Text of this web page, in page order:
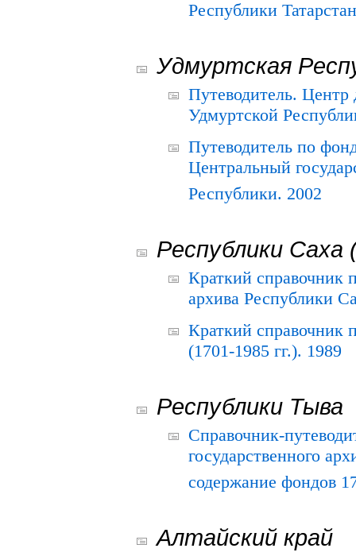
Республики
Удмуртская
Путеводитель.
Удмуртской
Путеводитель по
Центральный
Республики. 2002
Республики Саха
Краткий справочник
архива Республики
Краткий
(1701-1985 гг.). 1989
Республики Тыва
Справочник-
государственного
содержание фондов
Алтайский край